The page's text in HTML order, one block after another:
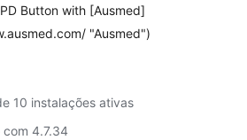
Button with [Ausmed]
"Ausmed")
10 instalações ativas
com 4.7.34